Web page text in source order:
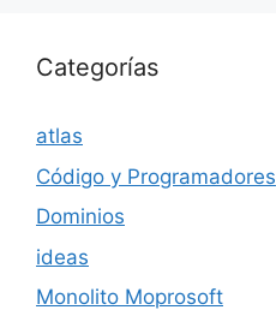
Categorías
atlas
Código y Programadores
Dominios
ideas
Monolito Moprosoft